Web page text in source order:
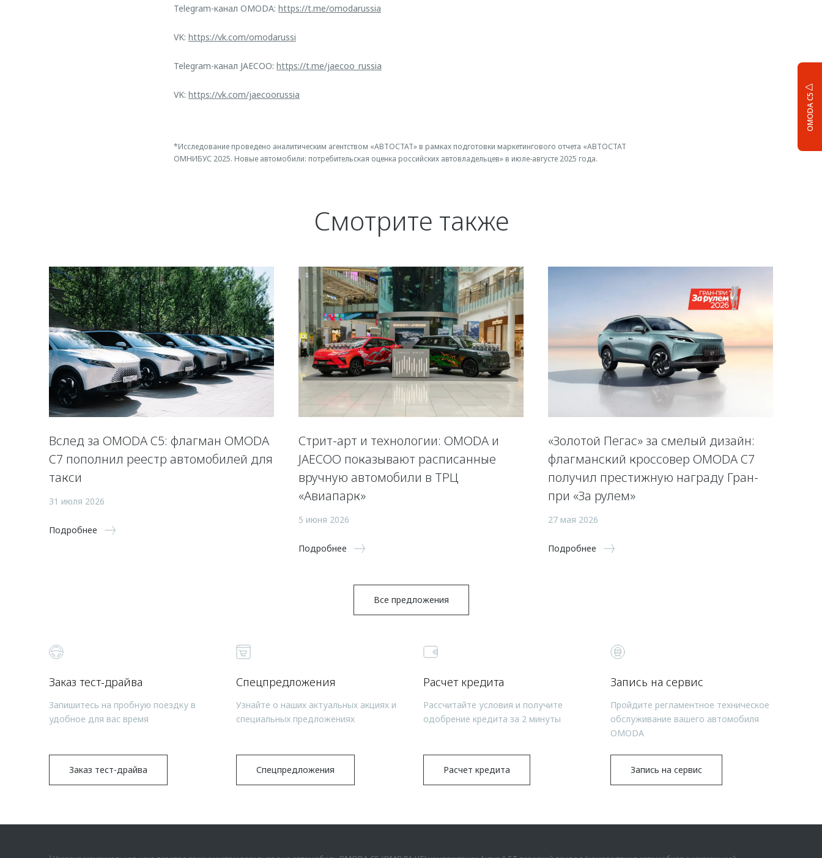
OMODA C5
Telegram-канал OMODA: https://t.me/omodarussia
VK: https://vk.com/omodarussi
Telegram-канал JAECOO: https://t.me/jaecoo_russia
VK: https://vk.com/jaecoorussia
*Исследование проведено аналитическим агентством «АВТОСТАТ» в рамках подготовки маркетингового отчета «АВТОСТАТ
ОМНИБУС 2025. Новые автомобили: потребительская оценка российских автовладельцев» в июле-августе 2025 года.
Смотрите также
Вслед за OMODA C5: флагман OMODA
C7 пополнил реестр автомобилей для
такси
31 июля 2026
Подробнее
Стрит-арт и технологии: OMODA и
JAECOO показывают расписанные
вручную автомобили в ТРЦ
«Авиапарк»
5 июня 2026
Подробнее
«Золотой Пегас» за смелый дизайн:
флагманский кроссовер OMODA C7
получил престижную награду Гран-
при «За рулем»
27 мая 2026
Подробнее
Все предложения
Заказ тест-драйва
Запишитесь на пробную поездку в
удобное для вас время
Заказ тест-драйва
Спецпредложения
Узнайте о наших актуальных акциях и
специальных предложениях
Спецпредложения
Расчет кредита
Рассчитайте условия и получите
одобрение кредита за 2 минуты
Расчет кредита
Запись на сервис
Пройдите регламентное техническое
обслуживание вашего автомобиля
OMODA
Запись на сервис